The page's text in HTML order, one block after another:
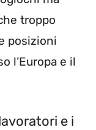
troppo
posizioni
l’Europa e il
e i